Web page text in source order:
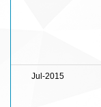
Jul-2015